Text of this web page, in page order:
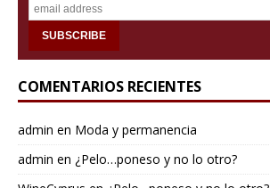
COMENTARIOS RECIENTES
admin en Moda y permanencia
admin en ¿Pelo…poneso y no lo otro?